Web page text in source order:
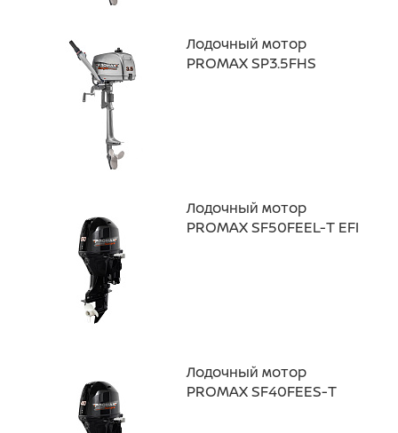
Лодочный мотор
PROMAX SP3.5FHS
Лодочный мотор
PROMAX SF50FEEL-Т EFI
Лодочный мотор
PROMAX SF40FEES-Т